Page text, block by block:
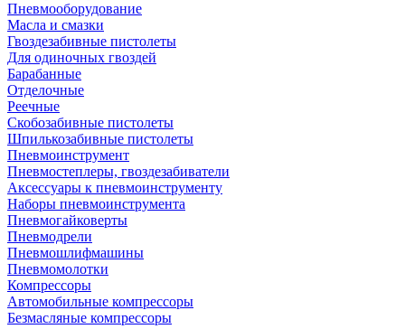
Пневмооборудование
Масла и смазки
Гвоздезабивные пистолеты
Для одиночных гвоздей
Барабанные
Отделочные
Реечные
Скобозабивные пистолеты
Шпилькозабивные пистолеты
Пневмоинструмент
Пневмостеплеры, гвоздезабиватели
Аксессуары к пневмоинструменту
Наборы пневмоинструмента
Пневмогайковерты
Пневмодрели
Пневмошлифмашины
Пневмомолотки
Компрессоры
Автомобильные компрессоры
Безмасляные компрессоры